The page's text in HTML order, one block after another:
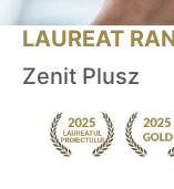
LAUREAT
Zenit Plusz